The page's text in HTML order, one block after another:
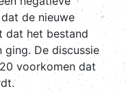
de nieuwe
dat het bestand
ging. De discussie
voorkomen dat